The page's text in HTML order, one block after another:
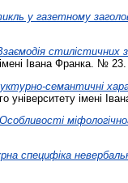
у газетному
стилістичних
Івана Франка. №
семантичні
університету імені
Особливості
специфіка